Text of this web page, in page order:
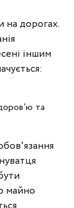
дорогах.
іншим
та
майно